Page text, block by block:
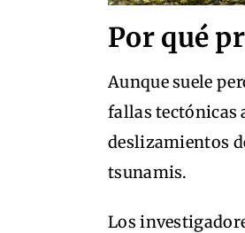
Por qué
Aunque suele
fallas tectónicas
deslizamientos
tsunamis.
Los